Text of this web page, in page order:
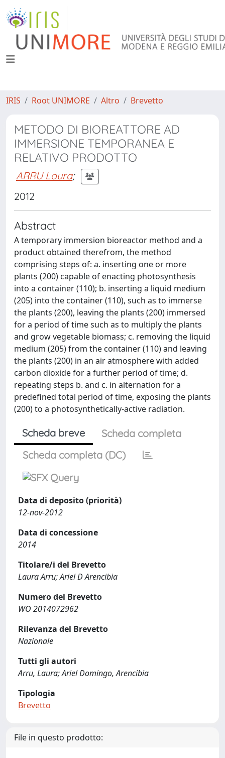
IRIS Root UNIMORE Altro Brevetto
METODO DI BIOREATTORE AD
IMMERSIONE TEMPORANEA E
RELATIVO PRODOTTO
ARRU Laura;
2012
Abstract
A temporary immersion bioreactor method and a
product obtained therefrom, the method
comprising steps of: a. inserting one or more
plants (200) capable of enacting photosynthesis
into a container (110); b. inserting a liquid medium
(205) into the container (110), such as to immerse
the plants (200), leaving the plants (200) immersed
for a period of time such as to multiply the plants
and grow vegetable biomass; c. removing the liquid
medium (205) from the container (110) and leaving
the plants (200) in an air atmosphere with added
carbon dioxide for a further period of time; d.
repeating steps b. and c. in alternation for a
predefined total period of time, exposing the plants
(200) to a photosynthetically-active radiation.
Scheda breve
Scheda completa
Scheda completa (DC)
Data di deposito (priorità)
12-nov-2012
Data di concessione
2014
Titolare/i del Brevetto
Laura Arru; Ariel D Arencibia
Numero del Brevetto
WO 2014072962
Rilevanza del Brevetto
Nazionale
Tutti gli autori
Arru, Laura; Ariel Domingo, Arencibia
Tipologia
Brevetto
File in questo prodotto: